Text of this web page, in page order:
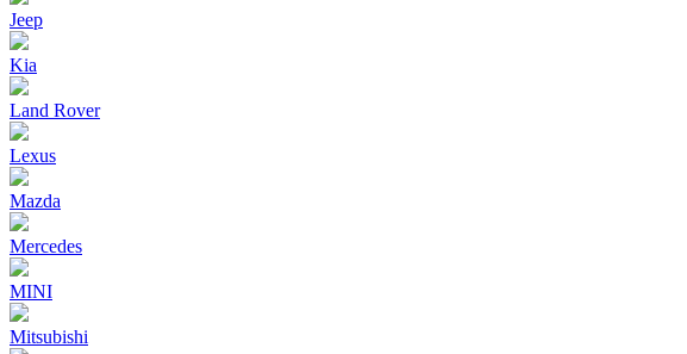
Jeep
Kia
Land Rover
Lexus
Mazda
Mercedes
MINI
Mitsubishi